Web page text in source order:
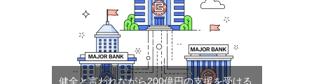
健全と言われながら200億円の支援を受ける